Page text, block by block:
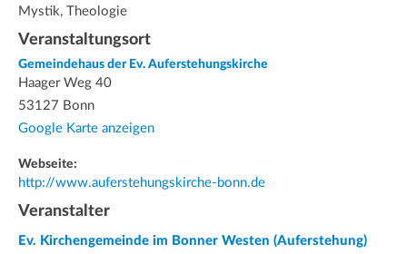
Mystik, Theologie
Veranstaltungsort
Gemeindehaus der Ev. Auferstehungskirche
Haager Weg 40
53127 Bonn
Google Karte anzeigen
Webseite:
http://www.auferstehungskirche-bonn.de
Veranstalter
Ev. Kirchengemeinde im Bonner Westen (Auferstehung)